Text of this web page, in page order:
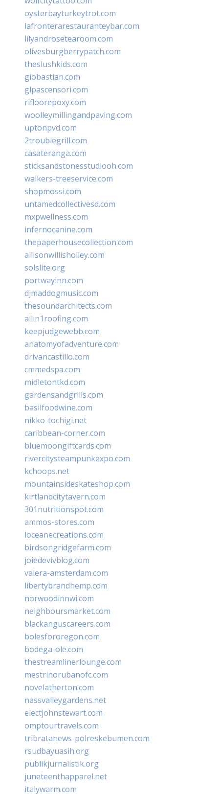
oysterbayturkeytrot.com
lafronterarestauranteybar.com
lilyandrosetearoom.com
olivesburgberrypatch.com
theslushkids.com
giobastian.com
glpascensori.com
rifloorepoxy.com
woolleymillingandpaving.com
uptonpvd.com
2troublegrill.com
casateranga.com
sticksandstonesstudiooh.com
walkers-treeservice.com
shopmossi.com
untamedcollectivesd.com
mxpwellness.com
infernocanine.com
thepaperhousecollection.com
allisonwillisholley.com
solslite.org
portwayinn.com
djmaddogmusic.com
thesoundarchitects.com
allin1roofing.com
keepjudgewebb.com
anatomyofadventure.com
drivancastillo.com
cmmedspa.com
midletontkd.com
gardensandgrills.com
basilfoodwine.com
nikko-tochigi.net
caribbean-corner.com
bluemoongiftcards.com
rivercitysteampunkexpo.com
kchoops.net
mountainsideskateshop.com
kirtlandcitytavern.com
301nutritionspot.com
ammos-stores.com
loceanecreations.com
birdsongridgefarm.com
joiedevivblog.com
valera-amsterdam.com
libertybrandhemp.com
norwoodinnwi.com
neighboursmarket.com
blackanguscareers.com
bolesfororegon.com
bodega-ole.com
thestreamlinerlounge.com
mestrinorubanofc.com
novelatherton.com
nassvalleygardens.net
electjohnstewart.com
omptourtravels.com
tribratanews-polreskebumen.com
rsudbayuasih.org
publikjurnalistik.org
juneteenthapparel.net
italywarm.com